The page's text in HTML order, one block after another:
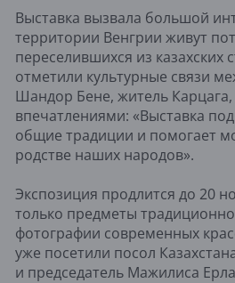
Выставка вызвала большой
территории Венгрии живут
переселившихся из казахских
отметили культурные связи
Шандор Бене, житель Карцага,
впечатлениями: «Выставка
общие традиции и помогает
родстве наших народов».
Экспозиция продлится до 20
только предметы
фотографии современных
уже посетили посол
и председатель Мажилиса